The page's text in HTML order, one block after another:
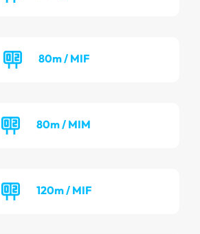
80m / MIF
80m / MIM
120m / MIF